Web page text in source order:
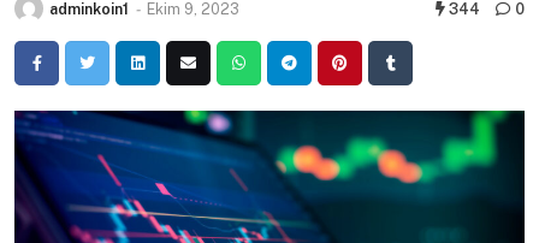
adminkoin1 - Ekim 9, 2023 344 0